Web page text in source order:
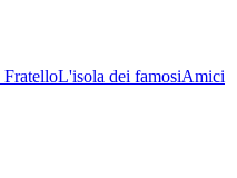
FratelloL'isola dei famosiAmici